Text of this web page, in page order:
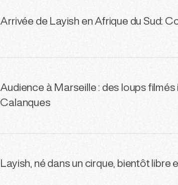
Arrivée de Layish en Afrique du Sud:
Audience à Marseille : des loups
Calanques
Layish, né dans un cirque, bientôt libre